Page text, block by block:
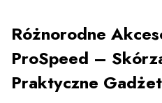
Różnorodne
ProSpeed –
Praktyczne